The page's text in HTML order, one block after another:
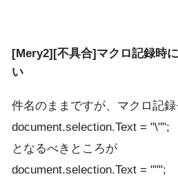
[Mery2][不具合]マクロ記録時
い
件名のままですが、マクロ記
document.selection.Text = "\"";
となるべきところが
document.selection.Text = """;